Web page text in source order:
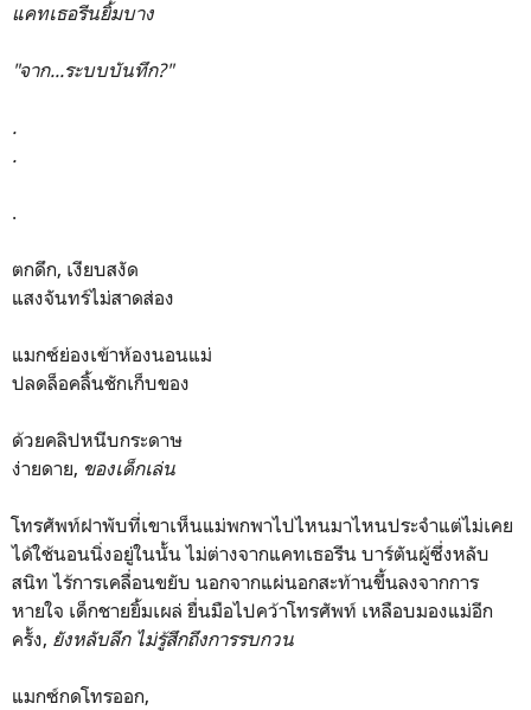
แคทเธอรีนยิ้มบาง
"จาก...ระบบบันทึก?"
.
.
.
ตกดึก, เงียบสงัด
แสงจันทร์ไม่สาดส่อง
แมกซ์ย่องเข้าห้องนอนแม่
ปลดล็อคลิ้นชักเก็บของ
ด้วยคลิปหนีบกระดาษ
ง่ายดาย, ของเด็กเล่น
โทรศัพท์ฝาพับที่เขาเห็นแม่พกพาไปไหนมาไหนประจำแต่ไม่เคย
ได้ใช้นอนนิ่งอยู่ในนั้น ไม่ต่างจากแคทเธอรีน บาร์ตันผู้ซึ่งหลับ
สนิท ไร้การเคลื่อนขยับ นอกจากแผ่นอกสะท้านขึ้นลงจากการ
หายใจ เด็กชายยิ้มเผล่ ยื่นมือไปคว้าโทรศัพท์ เหลือบมองแม่อีก
ครั้ง, ยังหลับลึก ไม่รู้สึกถึงการรบกวน
แมกซ์กดโทรออก,